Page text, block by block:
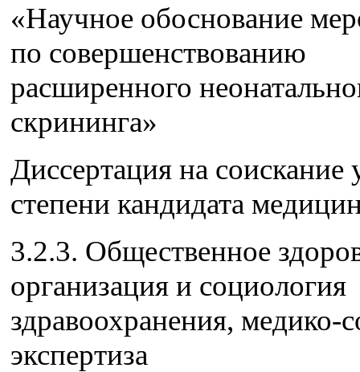
«Научное обоснование
по совершенствованию
расширенного
скрининга»
Диссертация на соискание
степени кандидата
3.2.3. Общественное
организация и социология
здравоохранения, медико-
экспертиза